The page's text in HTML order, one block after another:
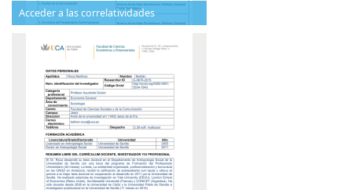
Acceder a las correlatividades